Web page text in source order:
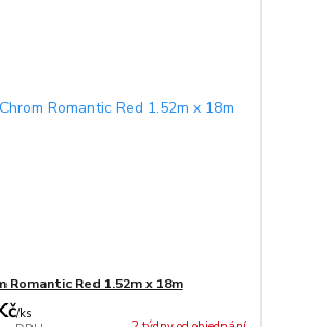
Romantic Red 1.52m x 18m
/ks